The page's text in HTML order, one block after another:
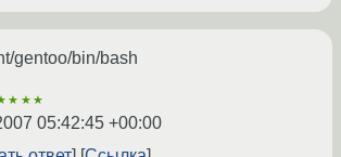
gentoo/bin/bash
05:42:45 +00:00